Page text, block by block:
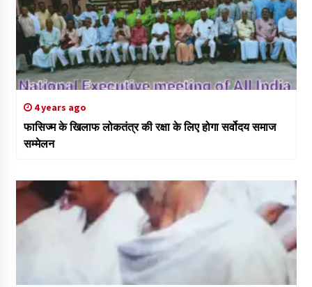
4 years ago
फासिज्म के खिलाफ लोकतंत्र की रक्षा के लिए होगा सर्वोदय समाज
सम्मेलन